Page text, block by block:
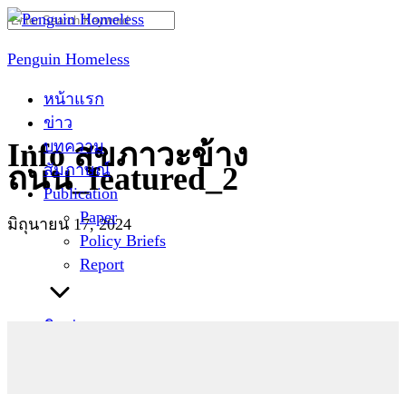
Skip
content
Penguin Homeless
หน้าแรก
ข่าว
บทความ
สัมภาษณ์
Publication
Paper
Policy Briefs
Report
ติดต่อเรา
Search
Info สุขภาวะข้าง
ถนน_featured_2
มิถุนายน 17, 2024